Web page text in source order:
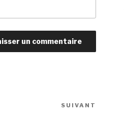
SUIVANT